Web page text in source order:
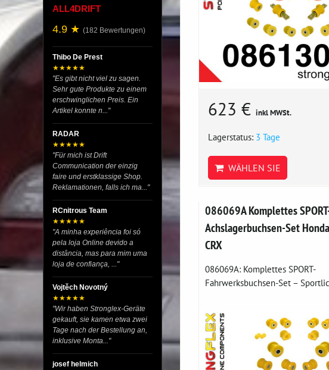
623 € inkl MWSt.
Lagerstatus: 3 Tage
WÄHLEN SIE
086069A Komplettes
Achslagerbuchsen-Set
CRX
086069A: Komplettes SPORT-
Fahrwerksbuchsen-Set –
ALL4DRIFT
4.9 ★ (182 Bewertungen)
Thibo De Prest
★★★★★
"Es gibt nicht viel zu sagen.
Sehr gute Produkte zu einem
erschwinglichen Preis. Ein
Artikel konnte n..."
RADAR
★★★★★
"Für mich ist Drift
Communication der einzig
faire und erstklassige Shop.
Reklamationen, falls ich ma..."
RCnitrous Team
★★★★★
"A minha experiência foi só
pela loja Online devido a
distância, mas para mim uma
loja de confiança, ..."
Vojtěch Novotný
★★★★★
"Wir haben Stronglex-Geräte
gekauft, sie kamen etwa zwei
Tage nach der Bestellung an,
inklusive Monta..."
josef helmich